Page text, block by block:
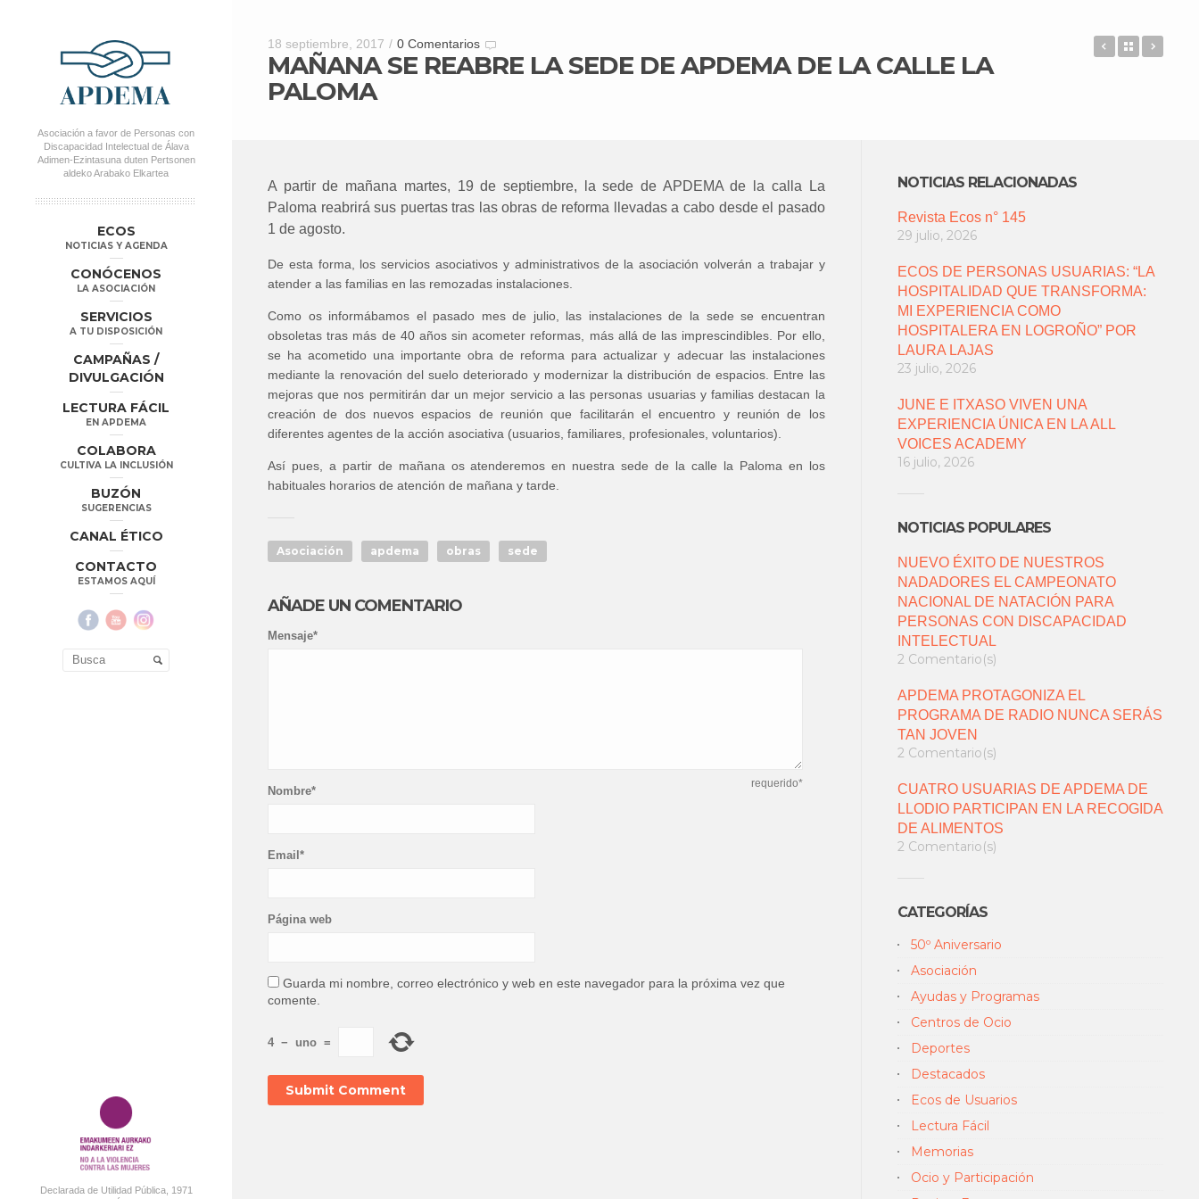
Asociación a favor de Personas con
Discapacidad Intelectual de Álava
Adimen-Ezintasuna duten Pertsonen
aldeko Arabako Elkartea
contenido
contenido
ECOS
NOTICIAS Y AGENDA
CONÓCENOS
LA ASOCIACIÓN
SERVICIOS
A TU DISPOSICIÓN
CAMPAÑAS /
DIVULGACIÓN
LECTURA FÁCIL
EN APDEMA
COLABORA
CULTIVA LA INCLUSIÓN
BUZÓN
SUGERENCIAS
CANAL ÉTICO
CONTACTO
ESTAMOS AQUÍ
18 septiembre, 2017 / 0 Comentarios
MAÑANA SE REABRE LA SEDE DE APDEMA DE LA CALLE LA
PALOMA
REUNIÓN
Back to
A partir de mañana martes, 19 de septiembre, la sede de APDEMA de la calla La
Paloma reabrirá sus puertas tras las obras de reforma llevadas a cabo desde el pasado
1 de agosto.
De esta forma, los servicios asociativos y administrativos de la asociación volverán a trabajar y
atender a las familias en las remozadas instalaciones.
Como os informábamos el pasado mes de julio, las instalaciones de la sede se encuentran
obsoletas tras más de 40 años sin acometer reformas, más allá de las imprescindibles. Por ello,
se ha acometido una importante obra de reforma para actualizar y adecuar las instalaciones
mediante la renovación del suelo deteriorado y modernizar la distribución de espacios. Entre las
mejoras que nos permitirán dar un mejor servicio a las personas usuarias y familias destacan la
creación de dos nuevos espacios de reunión que facilitarán el encuentro y reunión de los
diferentes agentes de la acción asociativa (usuarios, familiares, profesionales, voluntarios).
Así pues, a partir de mañana os atenderemos en nuestra sede de la calle la Paloma en los
habituales horarios de atención de mañana y tarde.
Asociación apdema obras sede
AÑADE UN COMENTARIO
Mensaje*
requerido*
Nombre*
Email*
Página web
Guarda mi nombre, correo electrónico y web en este navegador para la próxima vez que
comente.
4 − uno =
NOTICIAS RELACIONADAS
Revista Ecos n° 145
29 julio, 2026
ECOS DE PERSONAS USUARIAS: “LA
HOSPITALIDAD QUE TRANSFORMA:
MI EXPERIENCIA COMO
HOSPITALERA EN LOGROÑO” POR
LAURA LAJAS
23 julio, 2026
JUNE E ITXASO VIVEN UNA
EXPERIENCIA ÚNICA EN LA ALL
VOICES ACADEMY
16 julio, 2026
NOTICIAS POPULARES
NUEVO ÉXITO DE NUESTROS
NADADORES EL CAMPEONATO
NACIONAL DE NATACIÓN PARA
PERSONAS CON DISCAPACIDAD
INTELECTUAL
2 Comentario(s)
APDEMA PROTAGONIZA EL
PROGRAMA DE RADIO NUNCA SERÁS
TAN JOVEN
2 Comentario(s)
CUATRO USUARIAS DE APDEMA DE
LLODIO PARTICIPAN EN LA RECOGIDA
DE ALIMENTOS
2 Comentario(s)
CATEGORÍAS
50º Aniversario
Asociación
Ayudas y Programas
Centros de Ocio
Deportes
Destacados
Ecos de Usuarios
Lectura Fácil
Memorias
Ocio y Participación
Declarada de Utilidad Pública, 1971